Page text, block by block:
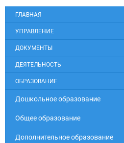
ГЛАВНАЯ
УПРАВЛЕНИЕ
ДОКУМЕНТЫ
ДЕЯТЕЛЬНОСТЬ
ОБРАЗОВАНИЕ
Дошкольное образование
Общее образование
Дополнительное образование